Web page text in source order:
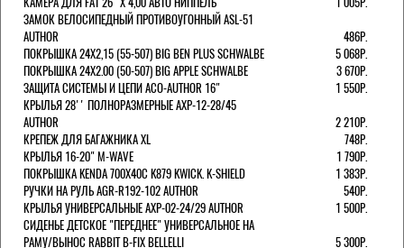
ЗАМОК ВЕЛОСИПЕДНЫЙ ПРОТИВОУГОННЫЙ ASL-51
AUTHOR
486Р.
ПОКРЫШКА 24X2,15 (55-507) BIG BEN PLUS SCHWALBE
5 068Р.
ПОКРЫШКА 24X2.00 (50-507) BIG APPLE SCHWALBE
3 670Р.
ЗАЩИТА СИСТЕМЫ И ЦЕПИ ACO-AUTHOR 16"
1 550Р.
КРЫЛЬЯ 28'' ПОЛНОРАЗМЕРНЫЕ AXP-12-28/45
AUTHOR
2 210Р.
КРЕПЕЖ ДЛЯ БАГАЖНИКА XL
748Р.
КРЫЛЬЯ 16-20" M-WAVE
1 790Р.
ПОКРЫШКА KENDA 700Х40С K879 KWICK. K-SHIELD
1 383Р.
РУЧКИ НА РУЛЬ AGR-R192-102 AUTHOR
540Р.
КРЫЛЬЯ УНИВЕРСАЛЬНЫЕ AXP-02-24/29 AUTHOR
1 500Р.
СИДЕНЬЕ ДЕТСКОЕ "ПЕРЕДНЕЕ" УНИВЕРСАЛЬНОЕ НА
РАМУ/ВЫНОС RABBIT B-FIX BELLELLI
5 300Р.